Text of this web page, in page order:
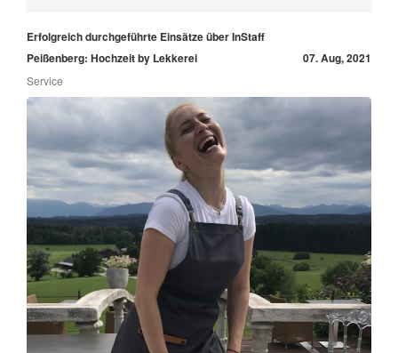
Erfolgreich durchgeführte Einsätze über InStaff
Peißenberg: Hochzeit by Lekkerei
07. Aug, 2021
Service